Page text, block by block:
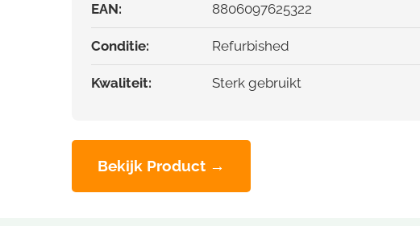
EAN: 8806097625322
Conditie: Refurbished
Kwaliteit: Sterk gebruikt
Bekijk Product →